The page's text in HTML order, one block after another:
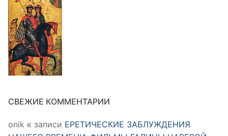
СВЕЖИЕ КОММЕНТАРИИ
onik к записи ЕРЕТИЧЕСКИЕ ЗАБЛУЖДЕНИЯ